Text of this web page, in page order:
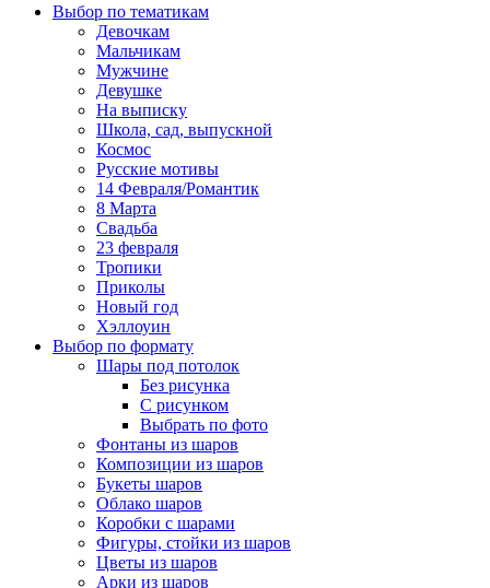
Выбор по тематикам
Девочкам
Мальчикам
Мужчине
Девушке
На выписку
Школа, сад, выпускной
Космос
Русские мотивы
14 Февраля/Романтик
8 Марта
Свадьба
23 февраля
Тропики
Приколы
Новый год
Хэллоуин
Выбор по формату
Шары под потолок
Без рисунка
С рисунком
Выбрать по фото
Фонтаны из шаров
Композиции из шаров
Букеты шаров
Облако шаров
Коробки с шарами
Фигуры, стойки из шаров
Цветы из шаров
Арки из шаров